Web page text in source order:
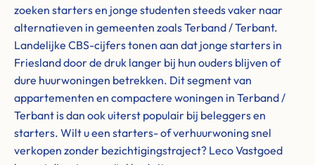
zoeken starters en jonge studenten steeds vaker naar
alternatieven in gemeenten zoals Terband / Terbant.
Landelijke CBS-cijfers tonen aan dat jonge starters in
Friesland door de druk langer bij hun ouders blijven of
dure huurwoningen betrekken. Dit segment van
appartementen en compactere woningen in Terband /
Terbant is dan ook uiterst populair bij beleggers en
starters. Wilt u een starters- of verhuurwoning snel
verkopen zonder bezichtigingstraject? Leco Vastgoed